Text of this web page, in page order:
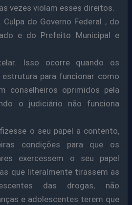
vezes violam esses direitos.
do Governo Federal , do
e do Prefeito Municipal e
Isso ocorre quando os
para funcionar como
conselheiros oprimidos pela
o judiciário não funciona
o seu papel a contento,
condições para que os
exercessem o seu papel
que literalmente tirassem as
das drogas, não
e adolescentes terem que